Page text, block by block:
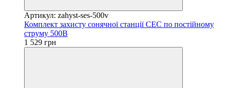
Артикул: zahyst-ses-500v
Комплект захисту сонячної станції СЕС по постійному
струму 500В
1 529 грн